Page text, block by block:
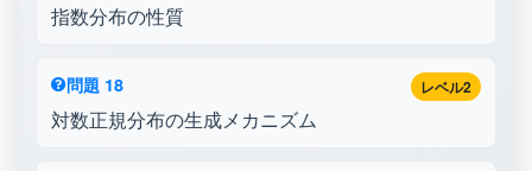
指数分布の性質
レベル2
問題 18
対数正規分布の生成メカニズム